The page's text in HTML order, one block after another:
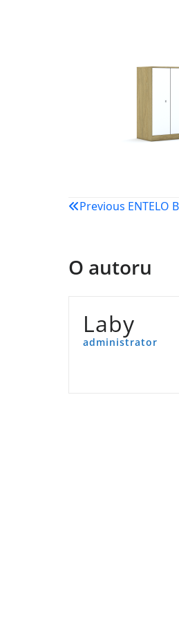
Navigacija
Previous ENTELO
O autoru
Laby
administrator